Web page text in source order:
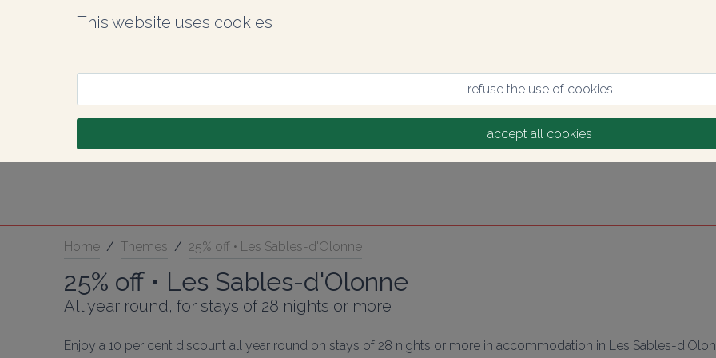
This website uses cookies
I refuse the use of cookies
I accept all cookies
Home / Themes / 25% off • Les Sables-d'Olonne
25% off • Les Sables-d'Olonne
All year round, for stays of 28 nights or more
Enjoy a 10 per cent discount all year round on stays of 28 nights or more in accommodation in Les Sables-